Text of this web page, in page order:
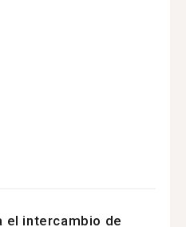
el intercambio de